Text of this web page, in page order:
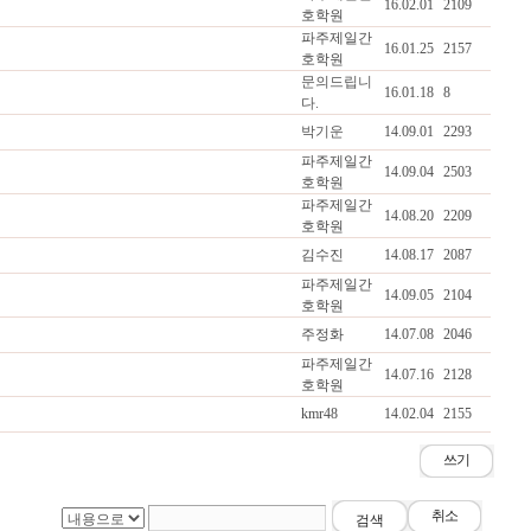
호학원
16.02.01 2109
파주제일간
호학원
16.01.25 2157
문의드립니
다.
16.01.18 8
박기운 14.09.01 2293
파주제일간
호학원
14.09.04 2503
파주제일간
호학원
14.08.20 2209
김수진 14.08.17 2087
파주제일간
호학원
14.09.05 2104
주정화 14.07.08 2046
파주제일간
호학원
14.07.16 2128
kmr48 14.02.04 2155
쓰기
취소